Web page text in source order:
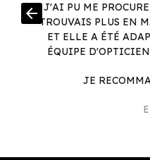
J'AI PU ME
TROUVAIS PLUS EN
ET ELLE A ÉTÉ
ÉQUIPE
JE
arrow_back